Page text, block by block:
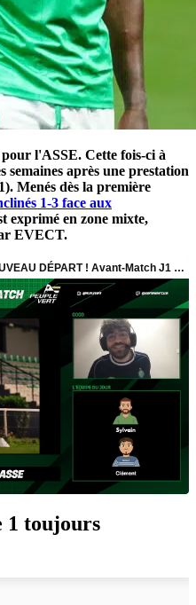
l'ASSE. Cette fois-ci à
semaines après une prestation
Menés dès la première
1-3 face aux
exprimé en zone mixte,
EVECT.
1 toujours